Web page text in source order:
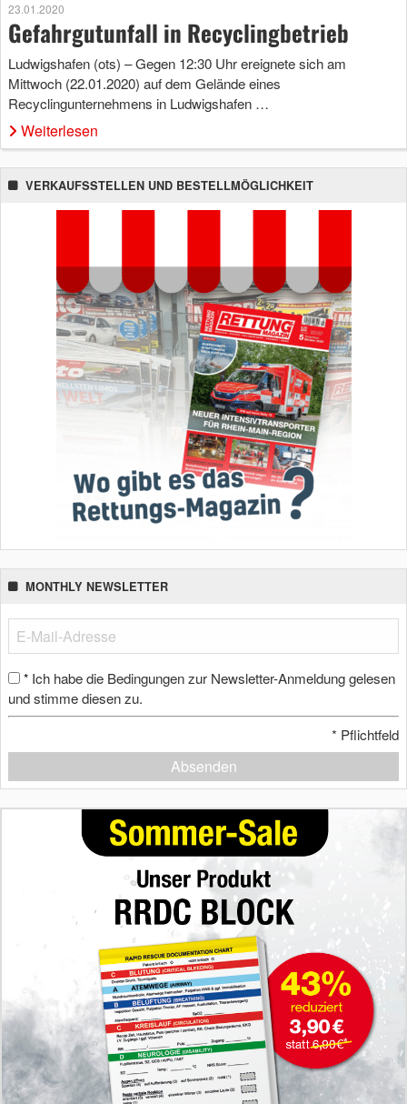
23.01.2020
Gefahrgutunfall in Recyclingbetrieb
Ludwigshafen (ots) – Gegen 12:30 Uhr ereignete sich am
Mittwoch (22.01.2020) auf dem Gelände eines
Recyclingunternehmens in Ludwigshafen …
Weiterlesen
VERKAUFSSTELLEN UND BESTELLMÖGLICHKEIT
MONTHLY NEWSLETTER
* Ich habe die Bedingungen zur Newsletter-Anmeldung gelesen
und stimme diesen zu.
* Pflichtfeld
Absenden